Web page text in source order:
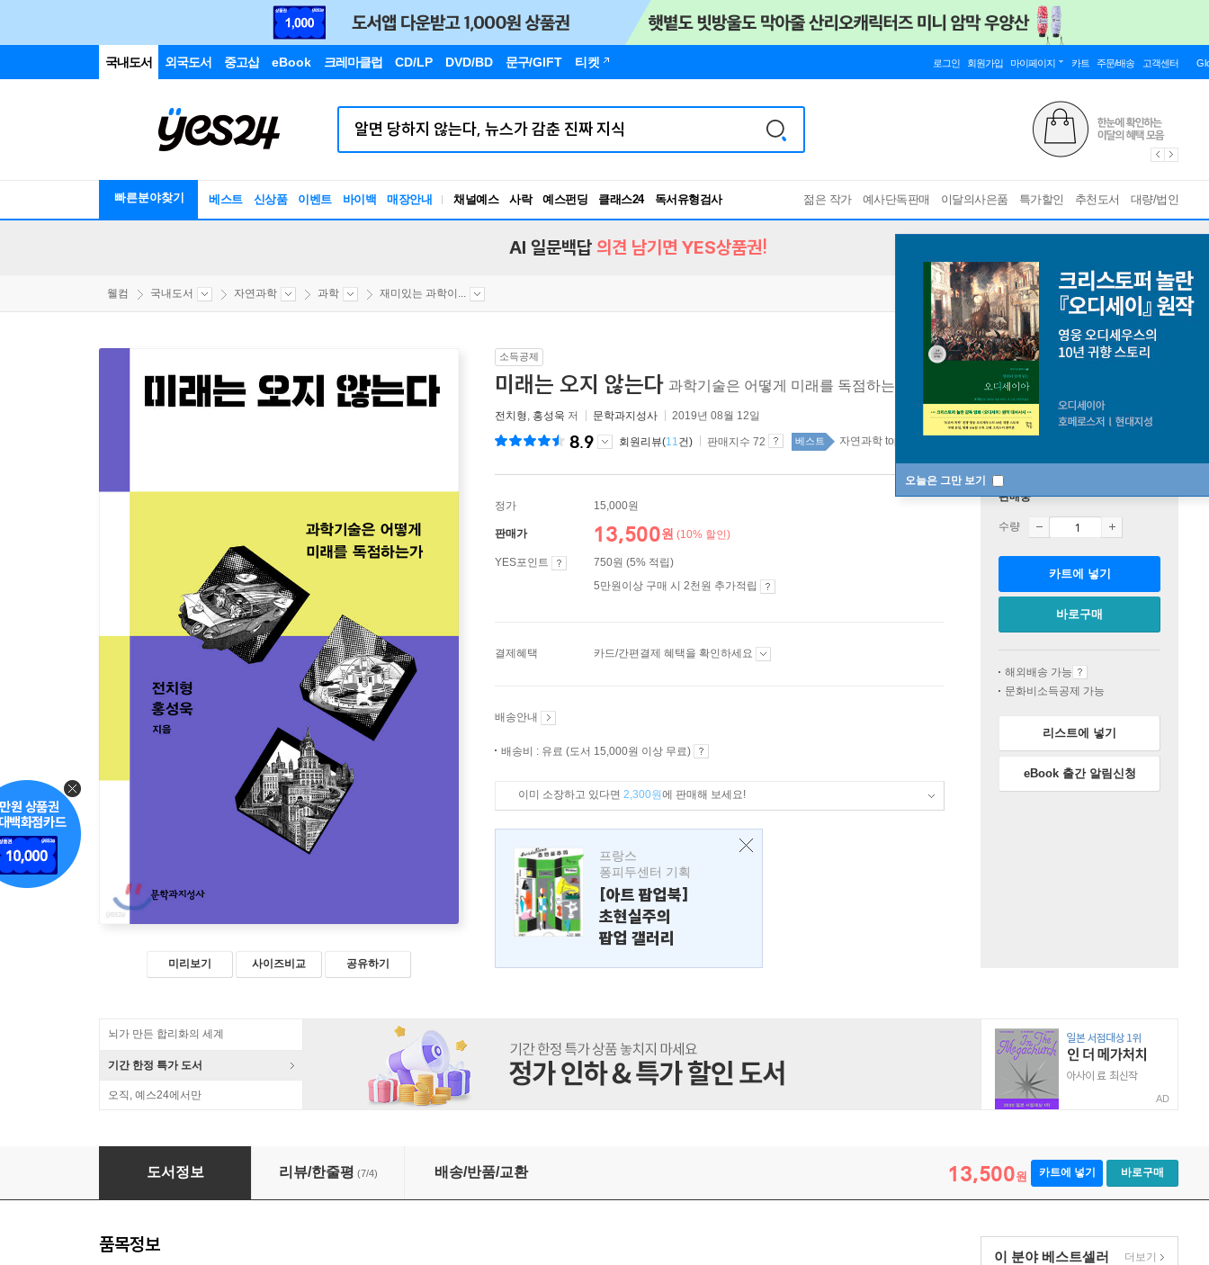
국내도서 외국도서 중고샵 eBook 크레마클럽 CD/LP DVD/BD 문구/GIFT 티켓 로그인 회원가입 마이페이지 카트 주문/배송 고객센터
빠른분야찾기 베스트 신상품 이벤트 바이백 매장안내 채널예스 사락 예스펀딩 클래스24
독서유형검사
RBTI Lab
젊은 작가 예사단독판매 이달의사은품 특가할인 추천도서 대량/법인
오늘은 그만 보기
AI 일문백답 의견 남기면 YES상품권!
웰컴 국내도서 자연과학 과학 재미있는 과학이...
미리보기 사이즈비교 공유하기
소득공제
미래는 오지 않는다 과학기술은 어떻게 미래를 독점하는가
전치형, 홍성욱 저 문학과지성사 2019년 08월 12일
8.9 회원리뷰(11건) 판매지수 72 베스트 자연과학 top100 10주
정가 15,000원
판매가 13,500원 (10% 할인)
YES포인트
750원 (5% 적립)
5만원이상 구매 시 2천원 추가적립
결제혜택 카드/간편결제 혜택을 확인하세요
배송안내
배송비 : 유료 (도서 15,000원 이상 무료)
이미 소장하고 있다면 2,300원에 판매해 보세요!
프랑스
퐁피두센터 기획
[아트 팝업북]
초현실주의
팝업 갤러리
판매중
수량
카트에 넣기
바로구매
해외배송 가능
문화비소득공제 가능
리스트에 넣기
eBook 출간 알림신청
뇌가 만든 합리화의 세계
기간 한정 특가 도서
오직, 예스24에서만 AD
미래는 오지 않는다
도서정보 리뷰/한줄평 (7/4) 배송/반품/교환 13,500원 카트에 넣기 바로구매
이 분야 베스트셀러 더보기
품목정보